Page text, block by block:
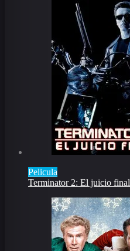
Pelicula
Terminator 2: El juicio final